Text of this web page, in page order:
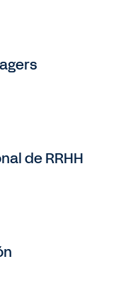
de RRHH